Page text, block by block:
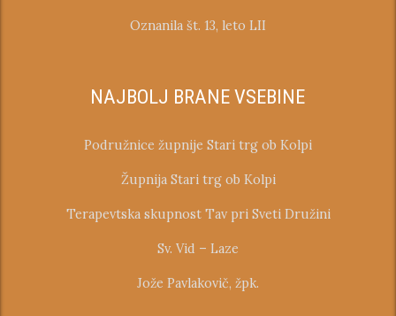
Oznanila št. 13, leto LII
NAJBOLJ BRANE VSEBINE
Podružnice župnije Stari trg ob Kolpi
Župnija Stari trg ob Kolpi
Terapevtska skupnost Tav pri Sveti Družini
Sv. Vid – Laze
Jože Pavlakovič, žpk.